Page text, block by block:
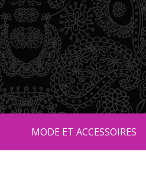
MODE ET ACCESSOIRES